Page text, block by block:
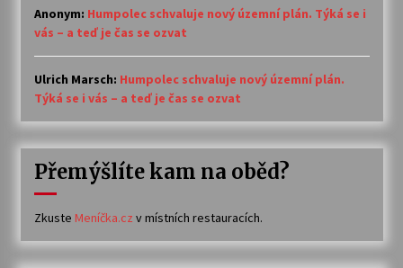
Anonym: Humpolec schvaluje nový územní plán. Týká se i
vás – a teď je čas se ozvat
Ulrich Marsch: Humpolec schvaluje nový územní plán.
Týká se i vás – a teď je čas se ozvat
Přemýšlíte kam na oběd?
Zkuste Meníčka.cz v místních restauracích.